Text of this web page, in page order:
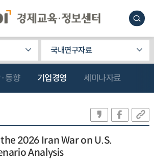
국내연구자료
동향 기업경영 세미나자료
2026 Iran War on U.S.
Analysis